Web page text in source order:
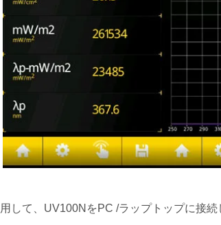
して、UV100NをPC /ラップトップに接続